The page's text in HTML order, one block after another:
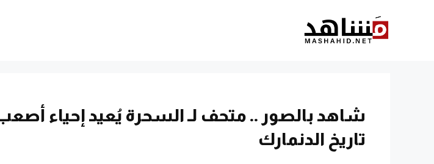
شاهد بالصور .. متحف لـ السحرة يُعيد إحياء
تاريخ الدنمارك